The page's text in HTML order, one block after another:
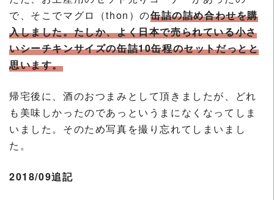
で、そこでマグロ（thon）の缶詰の詰め合わせを購
入しました。たしか、よく日本で売られている小さ
いシーチキンサイズの缶詰10缶程のセットだっとと
思います。
帰宅後に、酒のおつまみとして頂きましたが、どれ
も美味しかったのであっというまになくなってしま
いました。そのため写真を撮り忘れてしまいまし
た。
2018/09追記